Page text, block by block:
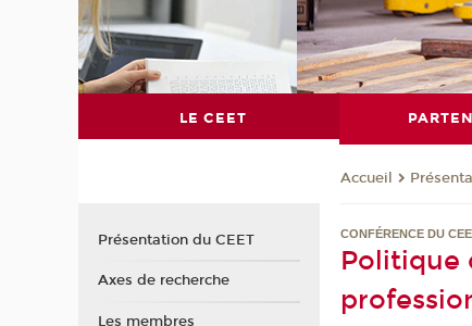
LE CEET
Accueil
CONFÉRENCE DU
Politique
Présentation du CEET
Axes de recherche
Les membres